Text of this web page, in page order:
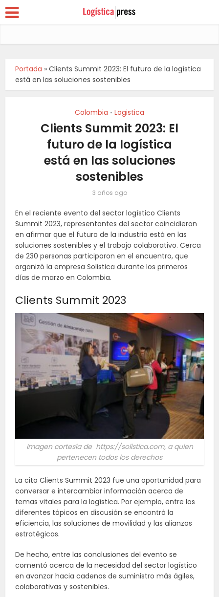
Portada »Clients Summit 2023: El futuro de la logística
está en las soluciones sostenibles
Colombia • Logistica
Clients Summit 2023: El
futuro de la logística
está en las soluciones
sostenibles
3 años ago
En el reciente evento del sector logístico Clients
Summit 2023, representantes del sector coincidieron
en afirmar que el futuro de la industria está en las
soluciones sostenibles y el trabajo colaborativo. Cerca
de 230 personas participaron en el encuentro, que
organizó la empresa Solistica durante los primeros
días de marzo en Colombia.
Clients Summit 2023
Imagen cortesía de https://solistica.com, a quien
pertenecen todos los derechos
La cita Clients Summit 2023 fue una oportunidad para
conversar e intercambiar información acerca de
temas vitales para la logística. Por ejemplo, entre los
diferentes tópicos en discusión se encontró la
eficiencia, las soluciones de movilidad y las alianzas
estratégicas.
De hecho, entre las conclusiones del evento se
comentó acerca de la necesidad del sector logístico
en avanzar hacia cadenas de suministro más ágiles,
colaborativas y sostenibles.